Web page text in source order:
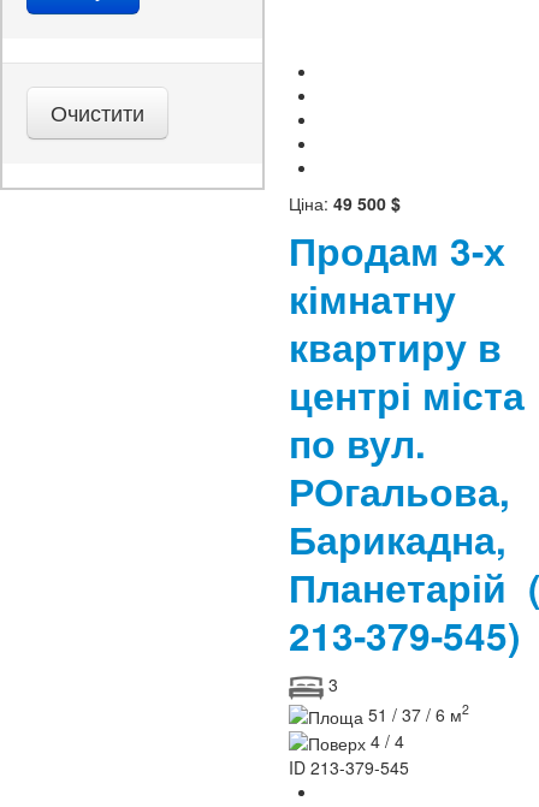
Ціна: 49 500 $
Продам 3-х
кімнатну
квартиру в
центрі міста
по вул.
РОгальова,
Барикадна,
Планетарій
213-379-545)
3
51 / 37 / 6 м2
4 / 4
ID 213-379-545